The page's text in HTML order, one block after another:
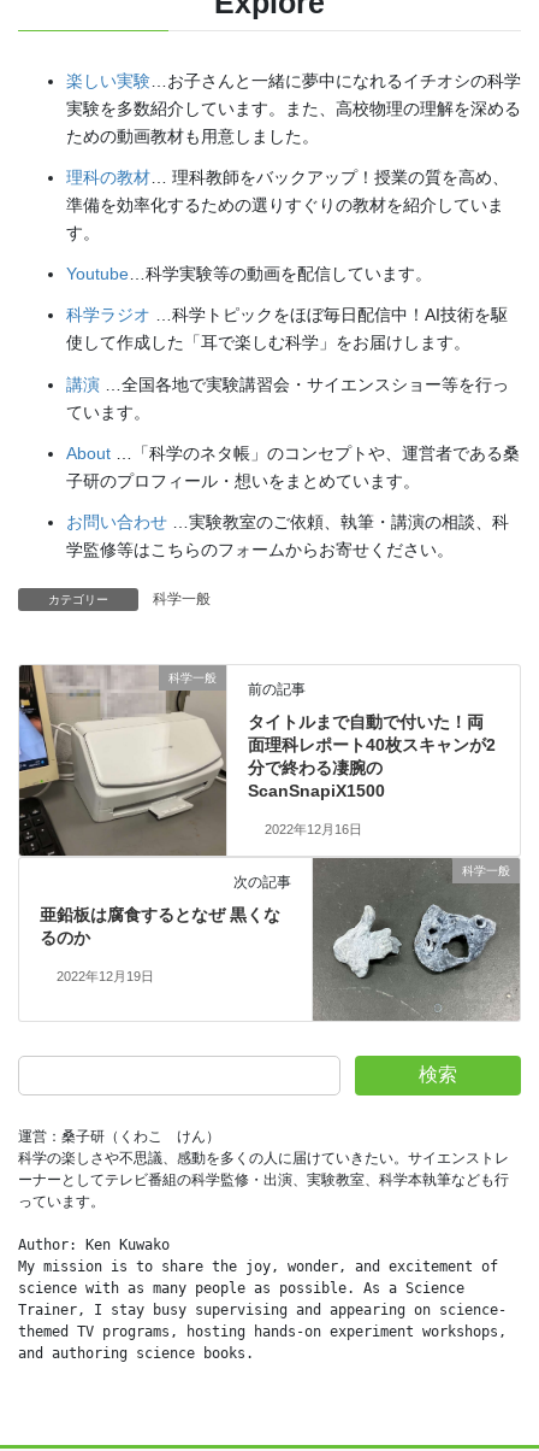
楽しい実験 …お子さんと一緒に夢中になれるイチオシの科学
実験を多数紹介しています。また、高校物理の理解を深める
ための動画教材も用意しました。
理科の教材 … 理科教師をバックアップ！授業の質を高め、
準備を効率化するための選りすぐりの教材を紹介していま
す。
Youtube …科学実験等の動画を配信しています。
科学ラジオ …科学トピックをほぼ毎日配信中！AI技術を駆
使して作成した「耳で楽しむ科学」をお届けします。
講演 …全国各地で実験講習会・サイエンスショー等を行っ
ています。
About …「科学のネタ帳」のコンセプトや、運営者である桑
子研のプロフィール・想いをまとめています。
お問い合わせ …実験教室のご依頼、執筆・講演の相談、科
学監修等はこちらのフォームからお寄せください。
カテゴリー 科学一般
科学一般
前の記事
タイトルまで自動で付いた！両
面理科レポート40枚スキャンが2
分で終わる凄腕の
ScanSnapiX1500
2022年12月16日
科学一般
次の記事
亜鉛板は腐食するとなぜ 黒くな
るのか
2022年12月19日
検索
運営：桑子研（くわこ　けん）
科学の楽しさや不思議、感動を多くの人に届けていきたい。サイエンストレ
ーナーとしてテレビ番組の科学監修・出演、実験教室、科学本執筆なども行
っています。
Author: Ken Kuwako
My mission is to share the joy, wonder, and excitement of
science with as many people as possible. As a Science
Trainer, I stay busy supervising and appearing on science-
themed TV programs, hosting hands-on experiment workshops,
and authoring science books.